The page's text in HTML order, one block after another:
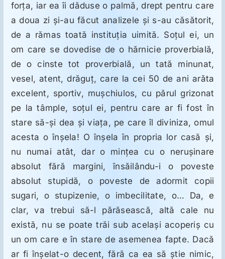
forţa, iar ea îi dăduse o palmă, drept pentru care
a doua zi şi-au făcut analizele şi s-au căsătorit,
de a rămas toată instituţia uimită. Soţul ei, un
om care se dovedise de o hărnicie proverbială,
de o cinste tot proverbială, un tată minunat,
vesel, atent, drăguţ, care la cei 50 de ani arăta
excelent, sportiv, muşchiulos, cu părul grizonat
pe la tâmple, soţul ei, pentru care ar fi fost în
stare să-şi dea şi viaţa, pe care îl diviniza, omul
acesta o înşela! O înşela în propria lor casă şi,
nu numai atât, dar o minţea cu o neruşinare
absolut fără margini, însăilându-i o poveste
absolut stupidă, o poveste de adormit copii
sugari, o stupizenie, o imbecilitate, o… Da, e
clar, va trebui să-l părăsească, altă cale nu
există, nu se poate trăi sub acelaşi acoperiş cu
un om care e în stare de asemenea fapte. Dacă
ar fi înşelat-o decent, fără ca ea să ştie nimic,